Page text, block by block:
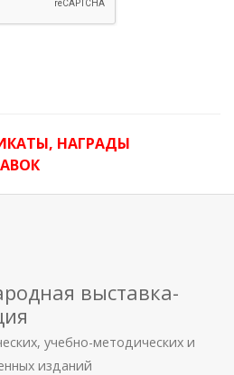
НАГРАДЫ
выставка-
учебно-методических и
изданий